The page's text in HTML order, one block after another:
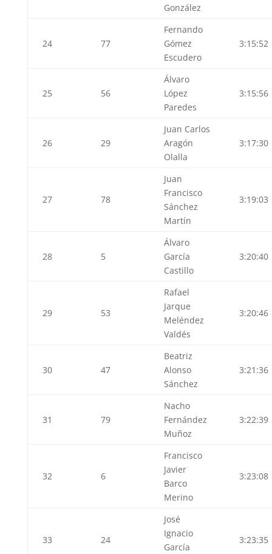
González
24 77
Fernando
Gómez
Escudero
3:15:52
25 56
Álvaro
López
Paredes
3:15:56
26 29
Juan Carlos
Aragón
Olalla
3:17:30
27 78
Juan
Francisco
Sánchez
Martín
3:19:03
28 5
Álvaro
García
Castillo
3:20:40
29 53
Rafael
Jarque
Meléndez
Valdés
3:20:46
30 47
Beatriz
Alonso
Sánchez
3:21:36
31 79
Nacho
Fernández
Muñoz
3:22:39
32 6
Francisco
Javier
Barco
Merino
3:23:08
33 24
José
Ignacio
García
3:23:35